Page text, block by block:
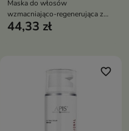
Maska do włosów
wzmacniająco-regenerująca z
proteinami ryżowymi to
przywraca zdrowy wygląd.
Zapewnia optymalne nawilżenie,
wygładzenie i naturalny blask
44,33 zł
favorite_border